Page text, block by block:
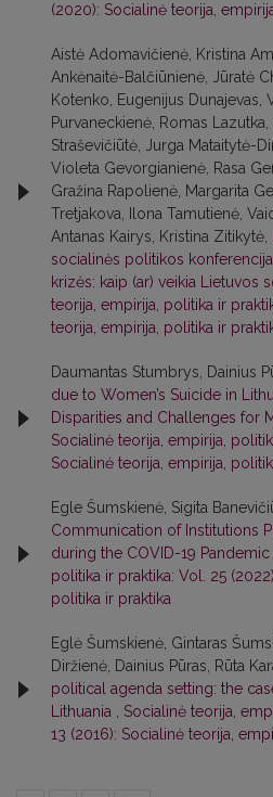
(2020): Socialinė teorija,
Aistė Adomavičienė, Kristina
Ankėnaitė-Balčiūnienė, Jūratė
Kotenko, Eugenijus Dunajevas,
Purvaneckienė, Romas
Straševičiūtė, Jurga Mataitytė-
Violeta Gevorgianienė, Rasa
Gražina Rapolienė, Margarita
Tretjakova, Ilona Tamutienė,
Antanas Kairys, Kristina Zitikytė,
socialinės politikos
krizės: kaip (ar) veikia Lietuvos
teorija, empirija, politika ir
teorija, empirija, politika ir
Daumantas Stumbrys, Dainius
due to Women’s Suicide in
Disparities and Challenges for
Socialinė teorija, empirija,
Socialinė teorija, empirija,
Egle Šumskienė, Sigita
Communication of Institutions
during the COVID-19 Pandemic
politika ir praktika: Vol. 25
politika ir praktika
Eglė Šumskienė, Gintaras
Diržienė, Dainius Pūras, Rūta
political agenda setting: the
Lithuania
Socialinė teorija,
13 (2016): Socialinė teorija,